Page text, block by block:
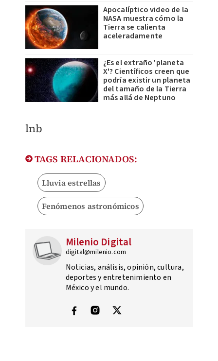
Apocalíptico video de la
NASA muestra cómo la
Tierra se calienta
aceleradamente
¿Es el extraño 'planeta
X'? Científicos creen que
podría existir un planeta
del tamaño de la Tierra
más allá de Neptuno
lnb
TAGS RELACIONADOS:
Lluvia estrellas
Fenómenos astronómicos
Milenio Digital
digital@milenio.com
Noticias, análisis, opinión, cultura,
deportes y entretenimiento en
México y el mundo.